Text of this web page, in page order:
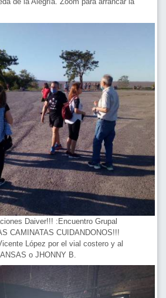
Daiver!!! :Encuentro Grupal
CAMINATAS CUIDANDONOS!!!
López por el vial costero y al
o JHONNY B.